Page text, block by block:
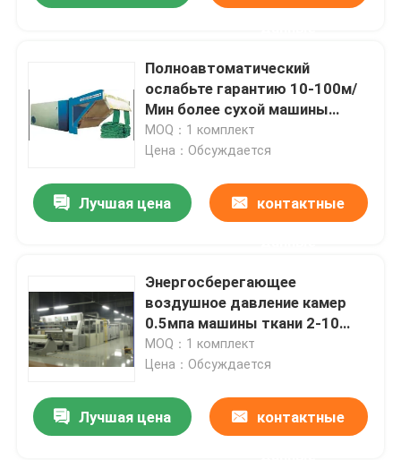
Полноавтоматический
ослабьте гарантию 10-100м/
Мин более сухой машины
совершенно новую 1 год
MOQ：1 комплект
Цена：Обсуждается
Лучшая цена контактные
Энергосберегающее
воздушное давление камер
0.5мпа машины ткани 2-10
Стентер
MOQ：1 комплект
Цена：Обсуждается
Лучшая цена контактные